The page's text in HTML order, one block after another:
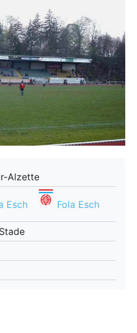
Alzette
Esch Fola Esch